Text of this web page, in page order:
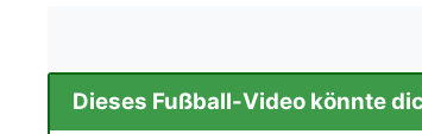
Dieses Fußball-Video könnte